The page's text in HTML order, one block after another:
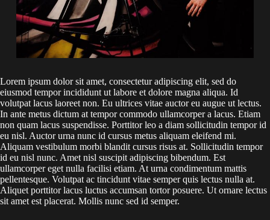
Lorem ipsum dolor sit amet, consectetur adipiscing elit, sed do
eiusmod tempor incididunt ut labore et dolore magna aliqua. Id
volutpat lacus laoreet non. Eu ultrices vitae auctor eu augue ut lectus.
In ante metus dictum at tempor commodo ullamcorper a lacus. Etiam
non quam lacus suspendisse. Porttitor leo a diam sollicitudin tempor id
eu nisl. Auctor urna nunc id cursus metus aliquam eleifend mi.
Aliquam vestibulum morbi blandit cursus risus at. Sollicitudin tempor
id eu nisl nunc. Amet nisl suscipit adipiscing bibendum. Est
ullamcorper eget nulla facilisi etiam. At urna condimentum mattis
pellentesque. Volutpat ac tincidunt vitae semper quis lectus nulla at.
Aliquet porttitor lacus luctus accumsan tortor posuere. Ut ornare lectus
sit amet est placerat. Mollis nunc sed id semper.